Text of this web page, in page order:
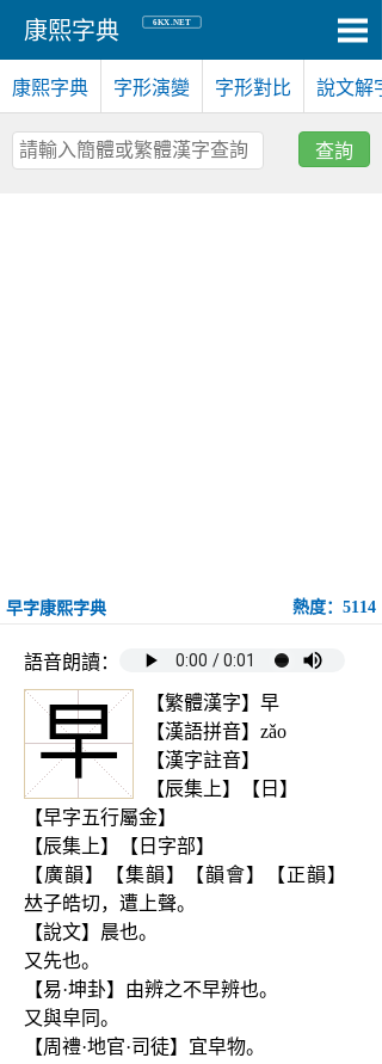
康熙字典 6KX.NET
康熙字典 字形演變 字形對比 說文解字
查詢
早字康熙字典 熱度：5114
語音朗讀：
早
【繁體漢字】早
【漢語拼音】zǎo
【漢字註音】
【辰集上】【日】
【早字五行屬金】
【辰集上】【日字部】
【廣韻】【集韻】【韻會】【正韻】
𠀤子皓切，遭上聲。
【說文】晨也。
又先也。
【易·坤卦】由辨之不早辨也。
又與皁同。
【周禮·地官·司徒】宜皁物。